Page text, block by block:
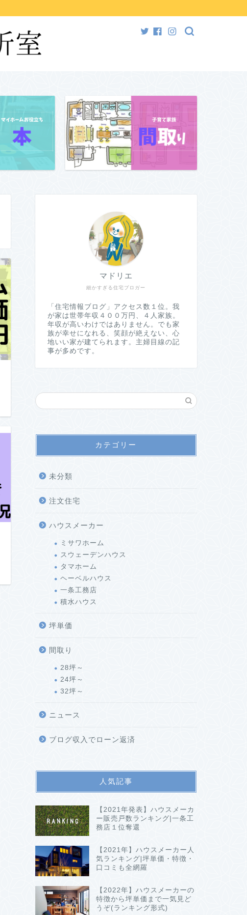
細かすぎる住宅ブロガー
マドリエ
「住宅情報ブログ」アクセス数１位。我
が家は世帯年収４００万円、４人家族。
年収が高いわけではありません。でも家
族が幸せになれる、笑顔が絶えない、心
地いい家が建てられます。主婦目線の記
事が多めです。
カテゴリー
未分類
注文住宅
ハウスメーカー
ミサワホーム
スウェーデンハウス
タマホーム
ヘーベルハウス
一条工務店
積水ハウス
坪単価
間取り
28坪～
24坪～
32坪～
ニュース
ブログ収入でローン返済
人気記事
【2021年発表】ハウスメーカ
ー販売戸数ランキング|一条工
務店１位奪還
【2021年】ハウスメーカー人
気ランキング|坪単価・特徴・
口コミも全網羅
【2022年】ハウスメーカーの
特徴から坪単価まで一気見ど
うぞ(ランキング形式)